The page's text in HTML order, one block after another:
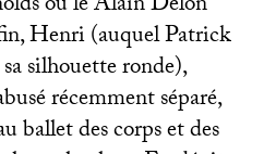
Henri (auquel Patrick
silhouette ronde),
récemment séparé,
ballet des corps et des